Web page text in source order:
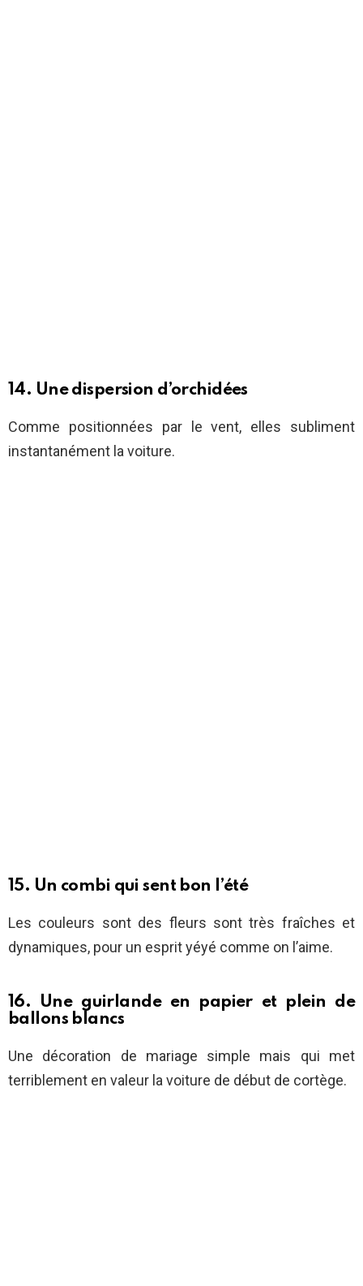
14. Une dispersion d’orchidées
Comme positionnées par le vent, elles subliment
instantanément la voiture.
15. Un combi qui sent bon l’été
Les couleurs sont des fleurs sont très fraîches et
dynamiques, pour un esprit yéyé comme on l’aime.
16. Une guirlande en papier et plein de
ballons blancs
Une décoration de mariage simple mais qui met
terriblement en valeur la voiture de début de cortège.